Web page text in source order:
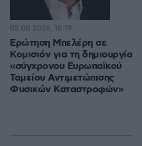
Ερώτηση Μπελέρη σε
Κομισιόν για τη δημιουργία
«σύγχρονου Ευρωπαϊκού
Ταμείου Αντιμετώπισης
Φυσικών Καταστροφών»
05.08.2026, 18:19